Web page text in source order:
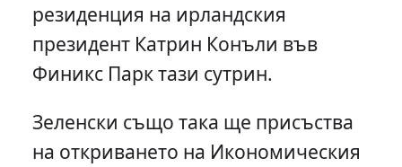
резиденция на ирландския
президент Катрин Конъли във
Финикс Парк тази сутрин.
Зеленски също така ще присъства
на откриването на Икономическия